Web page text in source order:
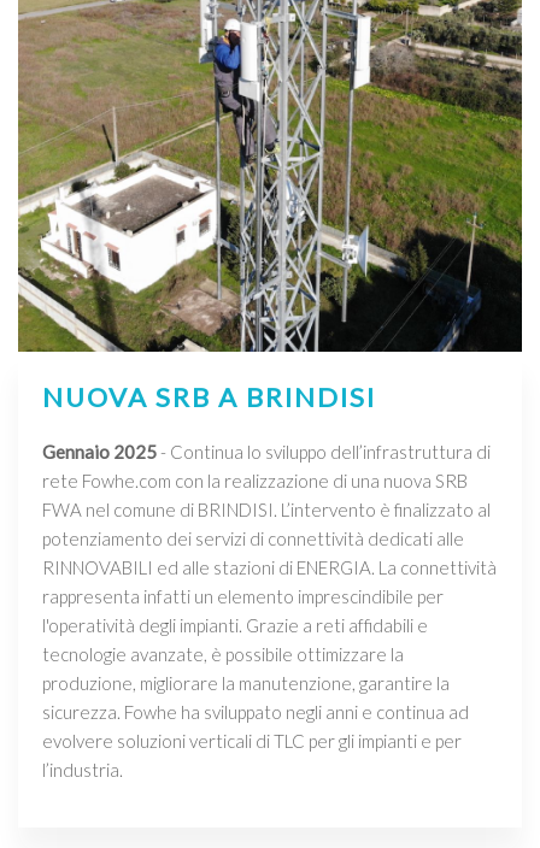
NUOVA SRB A BRINDISI
Gennaio 2025- Continua lo sviluppo dell’infrastruttura di
rete Fowhe.com con la realizzazione di una nuova SRB
FWA nel comune di BRINDISI. L’intervento è finalizzato al
potenziamento dei servizi di connettività dedicati alle
RINNOVABILI ed alle stazioni di ENERGIA. La connettività
rappresenta infatti un elemento imprescindibile per
l'operatività degli impianti. Grazie a reti affidabili e
tecnologie avanzate, è possibile ottimizzare la
produzione, migliorare la manutenzione, garantire la
sicurezza. Fowhe ha sviluppato negli anni e continua ad
evolvere soluzioni verticali di TLC per gli impianti e per
l’industria.